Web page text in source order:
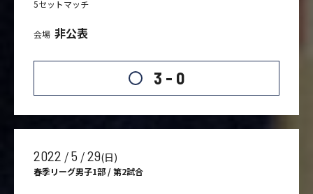
5セットマッチ
会場 非公表
3 - 0
2022 /5 /29(日)
春季リーグ男子1部 / 第2試合